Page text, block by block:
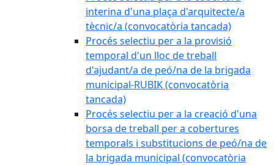
interina d'una plaça d'arquitecte/a
tècnic/a (convocatòria tancada)
Procés selectiu per a la provisió
temporal d'un lloc de treball
d'ajudant/a de peó/na de la brigada
municipal-RUBIK (convocatòria
tancada)
Procés selectiu per a la creació d'una
borsa de treball per a cobertures
temporals i substitucions de peó/na de
la brigada municipal (convocatòria